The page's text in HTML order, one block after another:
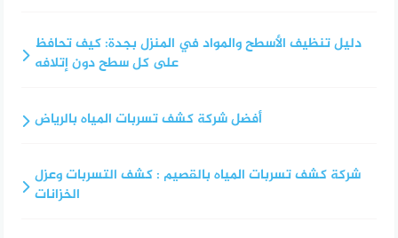
دليل تنظيف الأسطح والمواد في المنزل بجدة: كيف تحافظ
على كل سطح دون إتلافه
أفضل شركة كشف تسربات المياه بالرياض
شركة كشف تسربات المياه بالقصيم : كشف التسربات وعزل
الخزانات